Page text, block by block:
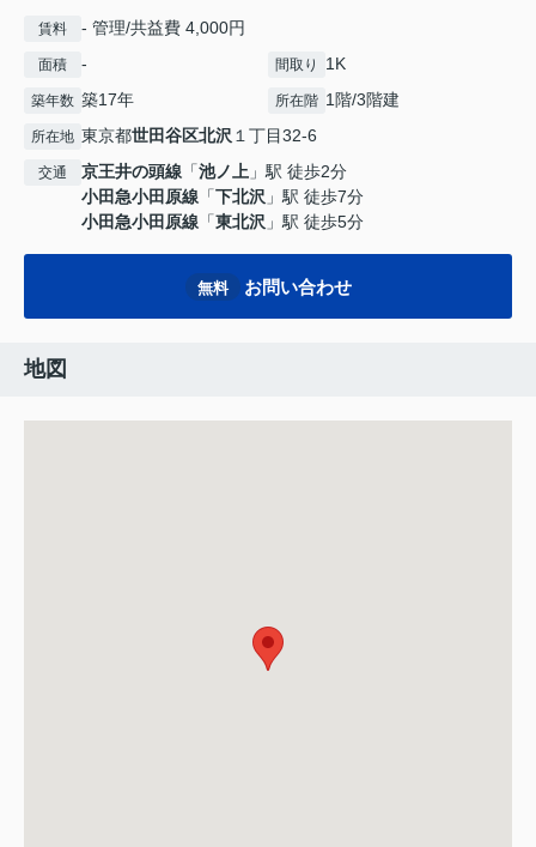
賃料 - 管理/共益費 4,000円
面積 - 間取り 1K
築年数 築17年 所在階 1階/3階建
所在地 東京都世田谷区北沢 １丁目32-6
交通 京王井の頭線 「池ノ上 」駅 徒歩2分
小田急小田原線 「下北沢 」駅 徒歩7分
小田急小田原線 「東北沢 」駅 徒歩5分
無料 お問い合わせ
地図